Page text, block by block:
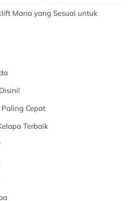
Mana yang Sesuai untuk
Cepat
Terbaik